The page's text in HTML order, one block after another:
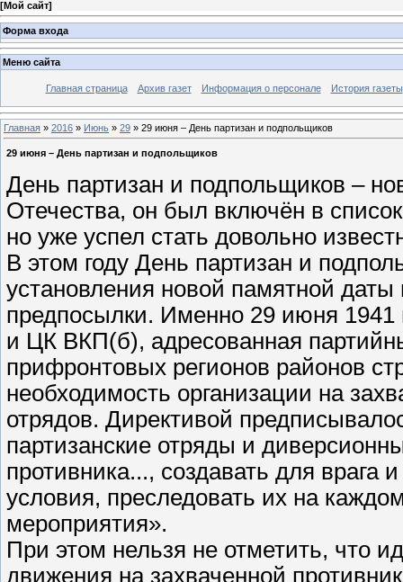
[Мой сайт]
Форма входа
Меню сайта
Главная страница Архив газет Информация о персонале История газеты
Главная » 2016 » Июнь » 29 » 29 июня – День партизан и подпольщиков
29 июня – День партизан и подпольщиков
День партизан и подпольщиков –
Отечества, он был включён в
но уже успел стать довольно
В этом году День партизан и
установления новой памятной
предпосылки. Именно 29 июня
и ЦК ВКП(б), адресованная
прифронтовых регионов районов
необходимость организации на
отрядов. Директивой
партизанские отряды и
противника..., создавать для врага
условия, преследовать их на
мероприятия».
При этом нельзя не отметить, что
движения на захваченной